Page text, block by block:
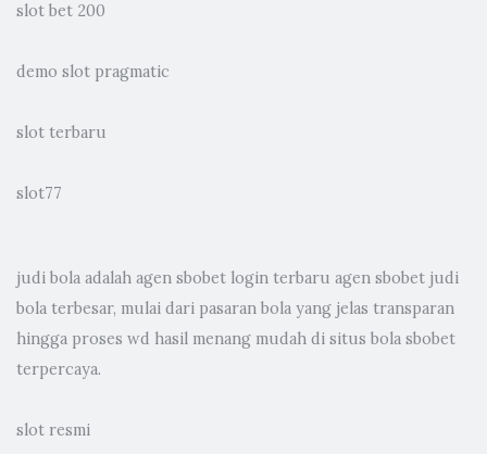
slot bet 200
demo slot pragmatic
slot terbaru
slot77
judi bola adalah agen sbobet login terbaru agen sbobet judi
bola terbesar, mulai dari pasaran bola yang jelas transparan
hingga proses wd hasil menang mudah di situs bola sbobet
terpercaya.
slot resmi